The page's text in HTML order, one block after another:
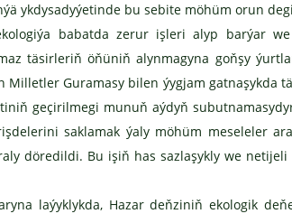
ykdysadyýetinde bu sebite möhüm orun
babatda zerur işleri alyp barýar
täsirleriň öňüniň alynmagyna goňşy
Guramasy bilen ýygjam gatnaşykda
geçirilmegi munuň aýdyň
saklamak ýaly möhüm meseleler
döredildi. Bu işiň has sazlaşykly we netijeli
laýyklykda, Hazar deňziniň ekologik